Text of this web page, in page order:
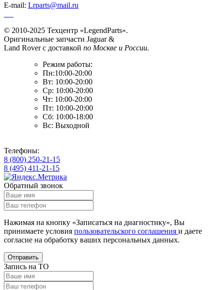
E-mail: Lrparts@mail.ru
© 2010-2025 Техцентр «LegendParts».
Оригинальные запчасти Jaguar &
Land Rover с доставкой по Москве и России.
Режим работы:
Пн:10:00-20:00
Вт: 10:00-20:00
Ср: 10:00-20:00
Чт: 10:00-20:00
Пт: 10:00-20:00
Сб: 10:00-18:00
Вс: Выходной
Телефоны:
8 (800) 250-21-15
8 (495) 411-21-15
Обратный звонок
Нажимая на кнопку «Записаться на диагностику», Вы
принимаете условия пользовательского соглашения и даете
согласие на обработку ваших персональных данных.
Отправить
Запись на ТО